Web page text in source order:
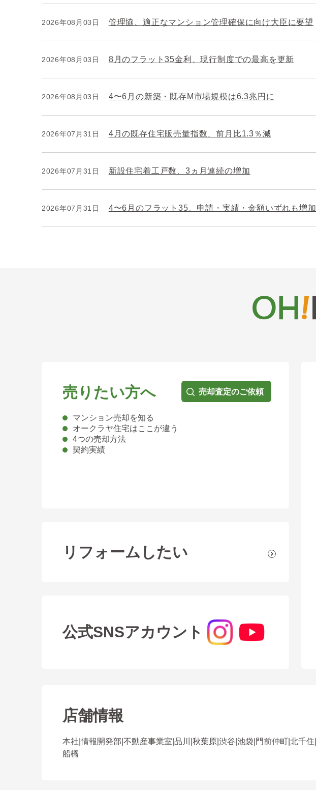
2026年08月03日 管理協、適正なマンション管理確保に向け大臣に要望
2026年08月03日 8月のフラット35金利、現行制度での最高を更新
2026年08月03日 4〜6月の新築・既存M市場規模は6.3兆円に
2026年07月31日 4月の既存住宅販売量指数、前月比1.3％減
2026年07月31日 新設住宅着工戸数、3ヵ月連続の増加
2026年07月31日 4〜6月のフラット35、申請・実績・金額いずれも増加
売りたい方へ 売却査定のご依頼
マンション売却を知る
オークラヤ住宅はここが違う
4つの売却方法
契約実績
リフォームしたい
公式SNSアカウント
店舗情報
本社 |情報開発部 不動産事業室 品川 秋葉原 渋谷 池袋 門前仲町 北千住
船橋